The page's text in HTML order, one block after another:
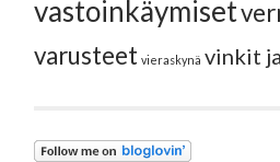
vastoinkäymiset
varusteet vieraskynä vinkit